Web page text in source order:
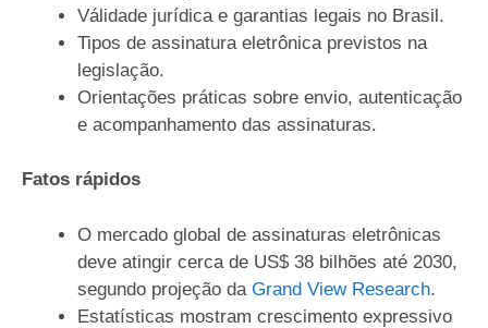
Válidade jurídica e garantias legais no Brasil.
Tipos de assinatura eletrônica previstos na
legislação.
Orientações práticas sobre envio, autenticação
e acompanhamento das assinaturas.
Fatos rápidos
O mercado global de assinaturas eletrônicas
deve atingir cerca de US$ 38 bilhões até 2030,
segundo projeção da Grand View Research.
Estatísticas mostram crescimento expressivo